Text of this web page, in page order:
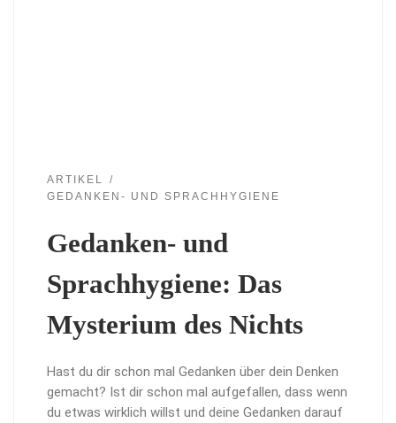
ARTIKEL
GEDANKEN- UND SPRACHHYGIENE
Gedanken- und
Sprachhygiene: Das
Mysterium des Nichts
Hast du dir schon mal Gedanken über dein Denken
gemacht? Ist dir schon mal aufgefallen, dass wenn
du etwas wirklich willst und deine Gedanken darauf